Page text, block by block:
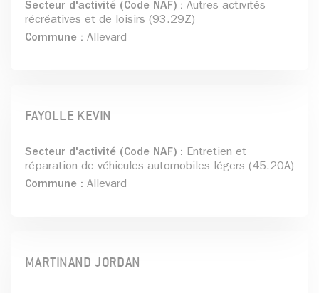
Secteur d'activité (Code NAF) : Autres activités
récréatives et de loisirs (93.29Z)
Commune : Allevard
FAYOLLE KEVIN
Secteur d'activité (Code NAF) : Entretien et
réparation de véhicules automobiles légers (45.20A)
Commune : Allevard
MARTINAND JORDAN